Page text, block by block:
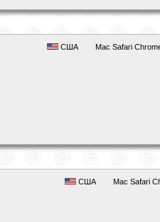
Mac Safari
США
Mac Safari
США